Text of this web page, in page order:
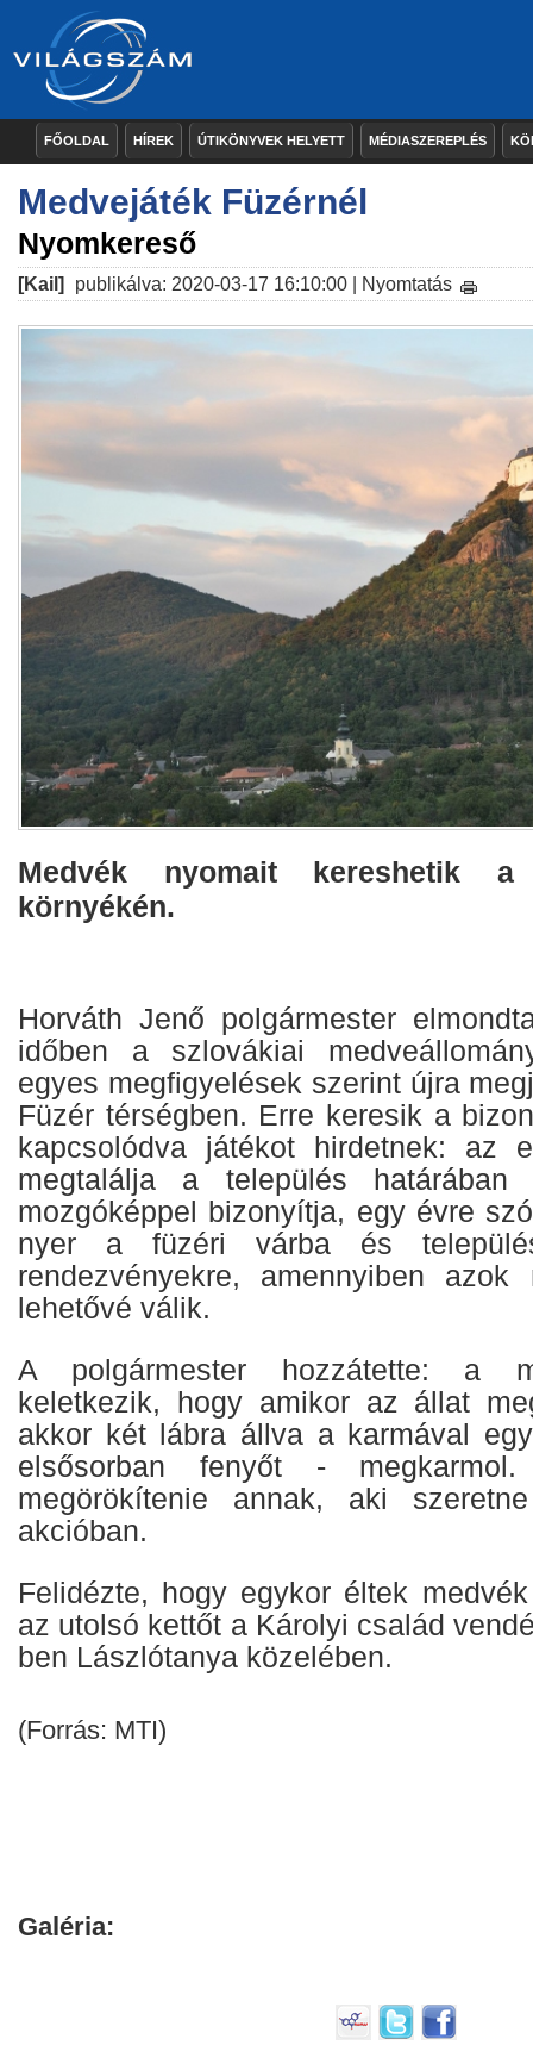
FŐOLDAL HÍREK ÚTIKÖNYVEK HELYETT MÉDIASZEREPLÉS
Medvejáték Füzérnél
Nyomkereső
[Kail] publikálva: 2020-03-17 16:10:00 | Nyomtatás
Medvék nyomait kereshetik
környékén.
Horváth Jenő polgármester
időben a szlovákiai
egyes megfigyelések szerint újra
Füzér térségben. Erre keresik a
kapcsolódva játékot hirdetnek: az
megtalálja a település
mozgóképpel bizonyítja, egy évre
nyer a füzéri várba és
rendezvényekre, amennyiben azok
lehetővé válik.
A polgármester hozzátette: a
keletkezik, hogy amikor az állat
akkor két lábra állva a karmával
elsősorban fenyőt -
megörökítenie annak, aki
akcióban.
Felidézte, hogy egykor éltek
az utolsó kettőt a Károlyi család
ben Lászlótanya közelében.
(Forrás: MTI)
Galéria: